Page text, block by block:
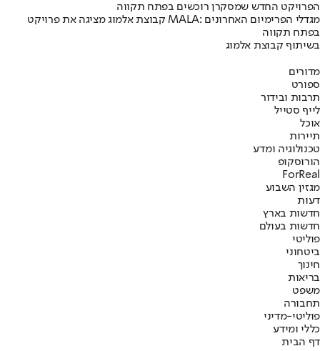
הפרויקט החדש שמסקרן רוכשים בפתח תקווה
קבוצת אלמוג מציגה את פרויקט MALA: מגדלי הפרימיום האחרונים
בפתח תקווה
בשיתוף קבוצת אלמוג
מדורים
ספורט
תרבות ובידור
לייף סטייל
אוכל
תיירות
טכנולוגיה ומדע
הורוסקופ
ForReal
מגזין השבוע
דעות
חדשות בארץ
חדשות בעולם
פוליטי
ביטחוני
חינוך
בריאות
משפט
תחבורה
פוליטי-מדיני
כללי ומידע
דף הבית